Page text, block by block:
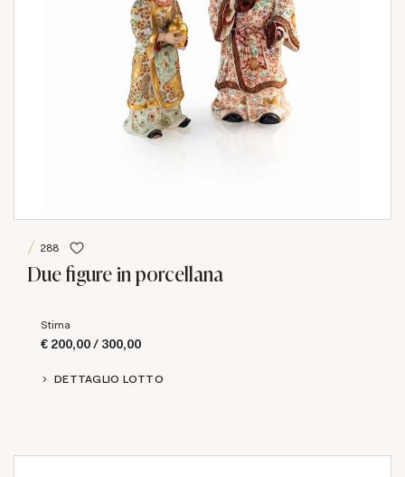
288
Due figure in porcellana
Stima
€ 200,00 / 300,00
DETTAGLIO LOTTO